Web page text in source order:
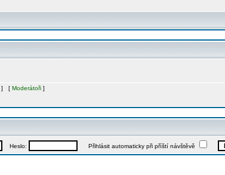
] [ Moderátoři ]
Heslo: Přihlásit automaticky při příští návštěvě